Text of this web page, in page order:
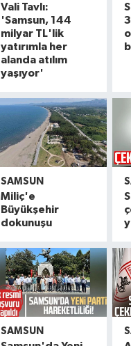
Vali Tavlı:
'Samsun, 144
milyar TL'lik
yatırımla her
alanda atılım
yaşıyor'
SAMSUN
Miliç'e
Büyükşehir
dokunuşu
SAMSUN